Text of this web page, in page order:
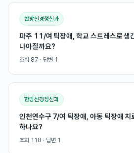
한방신경정신과
파주 11/여 틱장애, 학교 스트레스로 생
나아질까요?
조회 87 · 답변 1
한방신경정신과
인천연수구 7/여 틱장애, 아동 틱장애 치
하나요?
조회 118 · 답변 1